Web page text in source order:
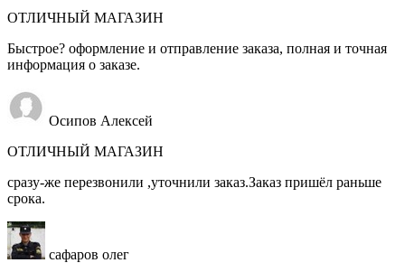
ОТЛИЧНЫЙ МАГАЗИН
Быстрое? оформление и отправление заказа, полная и точная
информация о заказе.
Осипов Алексей
ОТЛИЧНЫЙ МАГАЗИН
сразу-же перезвонили ,уточнили заказ.Заказ пришёл раньше
срока.
сафаров олег